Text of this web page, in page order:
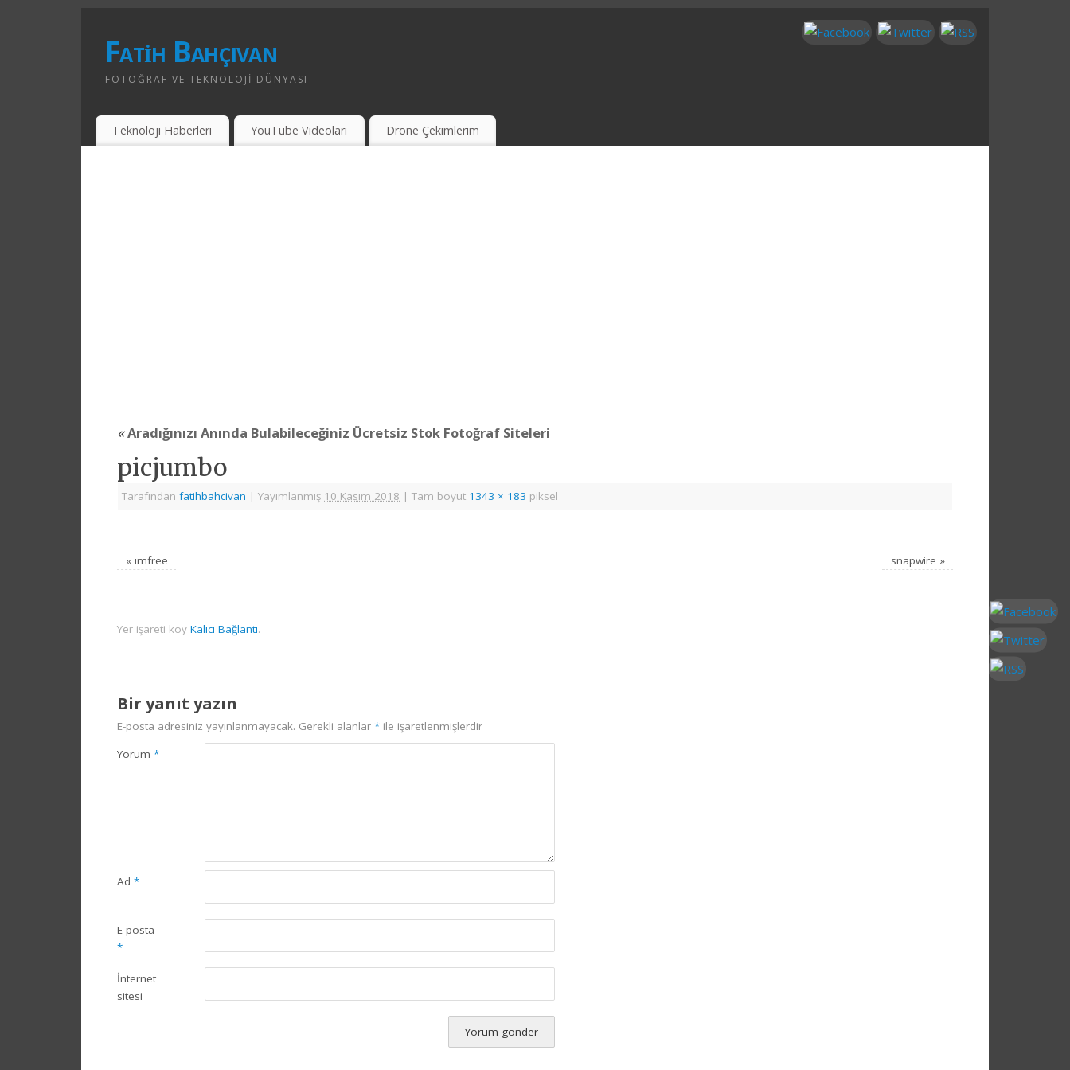
Fatih Bahçıvan
FOTOĞRAF VE TEKNOLOJI DÜNYASI
Teknoloji Haberleri YouTube Videoları Drone Çekimlerim
«Aradığınızı Anında Bulabileceğiniz Ücretsiz Stok Fotoğraf Siteleri
picjumbo
Tarafından fatihbahcivan | Yayımlanmış 10 Kasım 2018 | Tam boyut 1343 × 183 piksel
« ımfree snapwire »
Yer işareti koy Kalıcı Bağlantı.
Bir yanıt yazın
E-posta adresiniz yayınlanmayacak. Gerekli alanlar * ile işaretlenmişlerdir
Yorum *
Ad *
E-posta
*
İnternet
sitesi